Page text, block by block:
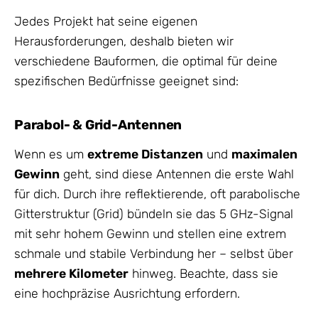
Jedes Projekt hat seine eigenen
Herausforderungen, deshalb bieten wir
verschiedene Bauformen, die optimal für deine
spezifischen Bedürfnisse geeignet sind:
Parabol- & Grid-Antennen
Wenn es um extreme Distanzen und maximalen
Gewinn geht, sind diese Antennen die erste Wahl
für dich. Durch ihre reflektierende, oft parabolische
Gitterstruktur (Grid) bündeln sie das 5 GHz-Signal
mit sehr hohem Gewinn und stellen eine extrem
schmale und stabile Verbindung her – selbst über
mehrere Kilometer hinweg. Beachte, dass sie
eine hochpräzise Ausrichtung erfordern.